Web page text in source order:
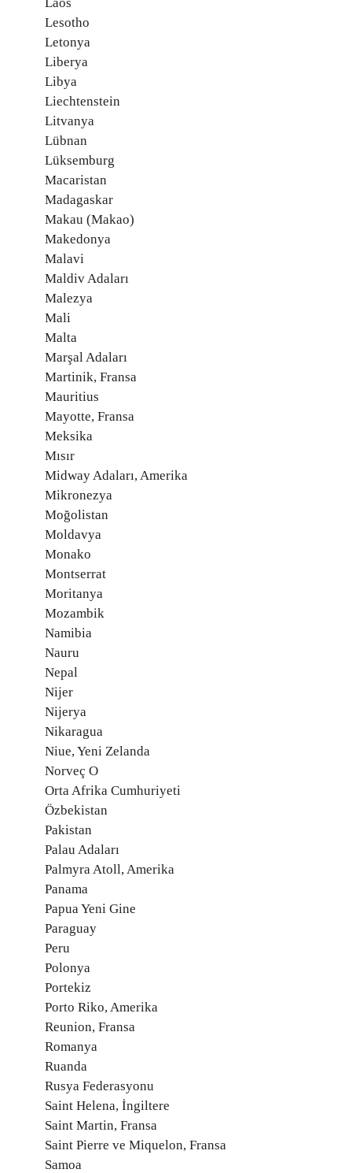
Lesotho
Letonya
Liberya
Libya
Liechtenstein
Litvanya
Lübnan
Lüksemburg
Macaristan
Madagaskar
Makau (Makao)
Makedonya
Malavi
Maldiv Adaları
Malezya
Mali
Malta
Marşal Adaları
Martinik, Fransa
Mauritius
Mayotte, Fransa
Meksika
Mısır
Midway Adaları, Amerika
Mikronezya
Moğolistan
Moldavya
Monako
Montserrat
Moritanya
Mozambik
Namibia
Nauru
Nepal
Nijer
Nijerya
Nikaragua
Niue, Yeni Zelanda
Norveç O
Orta Afrika Cumhuriyeti
Özbekistan
Pakistan
Palau Adaları
Palmyra Atoll, Amerika
Panama
Papua Yeni Gine
Paraguay
Peru
Polonya
Portekiz
Porto Riko, Amerika
Reunion, Fransa
Romanya
Ruanda
Rusya Federasyonu
Saint Helena, İngiltere
Saint Martin, Fransa
Saint Pierre ve Miquelon, Fransa
Samoa